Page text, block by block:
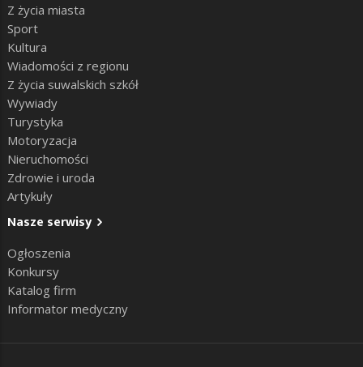
Z życia miasta
Sport
Kultura
Wiadomości z regionu
Z życia suwalskich szkół
Wywiady
Turystyka
Motoryzacja
Nieruchomości
Zdrowie i uroda
Artykuły
Nasze serwisy
Ogłoszenia
Konkursy
Katalog firm
Informator medyczny